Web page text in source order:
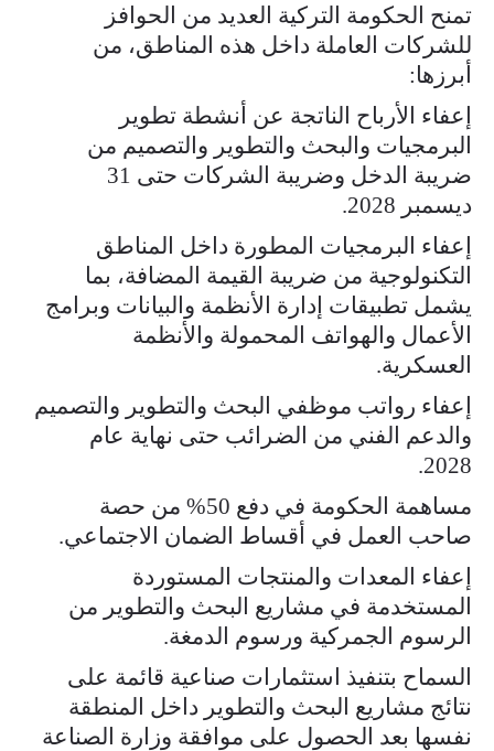
تمنح الحكومة التركية العديد من الحوافز
للشركات العاملة داخل هذه المناطق، من
أبرزها:
إعفاء الأرباح الناتجة عن أنشطة تطوير
البرمجيات والبحث والتطوير والتصميم من
ضريبة الدخل وضريبة الشركات حتى 31
ديسمبر 2028.
إعفاء البرمجيات المطورة داخل المناطق
التكنولوجية من ضريبة القيمة المضافة، بما
يشمل تطبيقات إدارة الأنظمة والبيانات وبرامج
الأعمال والهواتف المحمولة والأنظمة
العسكرية.
إعفاء رواتب موظفي البحث والتطوير والتصميم
والدعم الفني من الضرائب حتى نهاية عام
2028.
مساهمة الحكومة في دفع 50% من حصة
صاحب العمل في أقساط الضمان الاجتماعي.
إعفاء المعدات والمنتجات المستوردة
المستخدمة في مشاريع البحث والتطوير من
الرسوم الجمركية ورسوم الدمغة.
السماح بتنفيذ استثمارات صناعية قائمة على
نتائج مشاريع البحث والتطوير داخل المنطقة
نفسها بعد الحصول على موافقة وزارة الصناعة